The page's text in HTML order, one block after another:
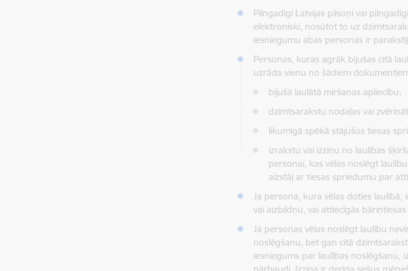
Pilngadīgi Latvijas pilsoņi vai
elektroniski, nosūtot to uz
iesniegumu abas personas ir
Personas, kuras agrāk bijušas citā
uzrāda vienu no šādiem
bijušā laulātā miršanas apliecību;
dzimtsarakstu nodaļas vai
likumīgā spēkā stājušos tiesas
izrakstu vai izziņu no laulības
personai, kas vēlas noslēgt
aizstāj ar tiesas spriedumu par
Ja persona, kura vēlas doties
vai aizbildņu, vai attiecīgās
Ja personas vēlas noslēgt laulību
noslēgšanu, bet gan citā
iesniegums par laulības noslēgšanu,